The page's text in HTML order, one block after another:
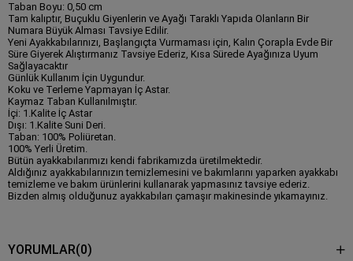
Taban Boyu: 0,50 cm
Tam kalıptır, Buçuklu Giyenlerin ve Ayağı Taraklı Yapıda Olanların Bir
Numara Büyük Alması Tavsiye Edilir.
Yeni Ayakkabılarınızı, Başlangıçta Vurmaması için, Kalın Çorapla Evde Bir
Süre Giyerek Alıştırmanız Tavsiye Ederiz, Kısa Sürede Ayağınıza Uyum
Sağlayacaktır
Günlük Kullanım İçin Uygundur.
Koku ve Terleme Yapmayan İç Astar.
Kaymaz Taban Kullanılmıştır.
İçi: 1.Kalite İç Astar
Dışı: 1.Kalite Suni Deri.
Taban: 100% Poliüretan.
100% Yerli Üretim.
Bütün ayakkabılarımızı kendi fabrikamızda üretilmektedir.
Aldığınız ayakkabılarınızın temizlemesini ve bakımlarını yaparken ayakkabı
temizleme ve bakım ürünlerini kullanarak yapmasınız tavsiye ederiz.
Bizden almış olduğunuz ayakkabıları çamaşır makinesinde yıkamayınız.
YORUMLAR(0)